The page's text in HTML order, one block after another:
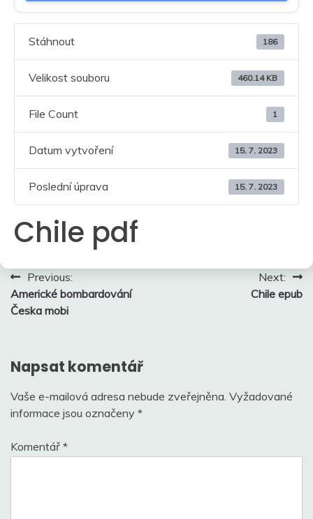
Stáhnout 186
Velikost souboru 460.14 KB
File Count 1
Datum vytvoření 15. 7. 2023
Poslední úprava 15. 7. 2023
Chile pdf
Navigace
pro
příspěvek
Previous:
Americké bombardování
Česka mobi
Next:
Chile epub
Napsat komentář
Vaše e-mailová adresa nebude zveřejněna. Vyžadované
informace jsou označeny *
Komentář *